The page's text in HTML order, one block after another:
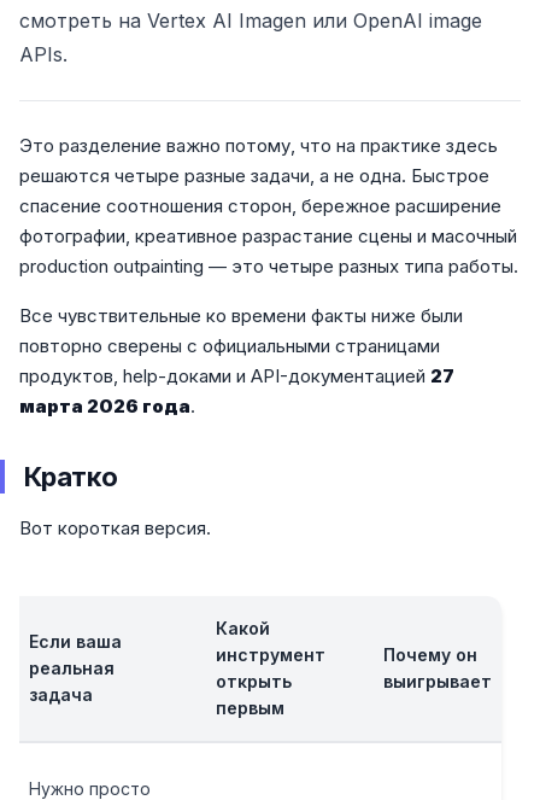
смотреть на Vertex AI Imagen или OpenAI image
APIs.
Это разделение важно потому, что на практике здесь
решаются четыре разные задачи, а не одна. Быстрое
спасение соотношения сторон, бережное расширение
фотографии, креативное разрастание сцены и масочный
production outpainting — это четыре разных типа работы.
Все чувствительные ко времени факты ниже были
повторно сверены с официальными страницами
продуктов, help-доками и API-документацией 27
марта 2026 года.
Кратко
Вот короткая версия.
Если ваша
реальная
задача
Какой
инструмент
открыть
первым
Почему он
выигрывает
Нужно просто